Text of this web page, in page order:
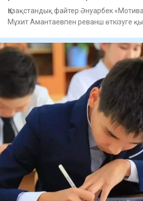
Қазақстандық файтер Әнуарбек
Мұхит Амантаевпен реванш өткізуге